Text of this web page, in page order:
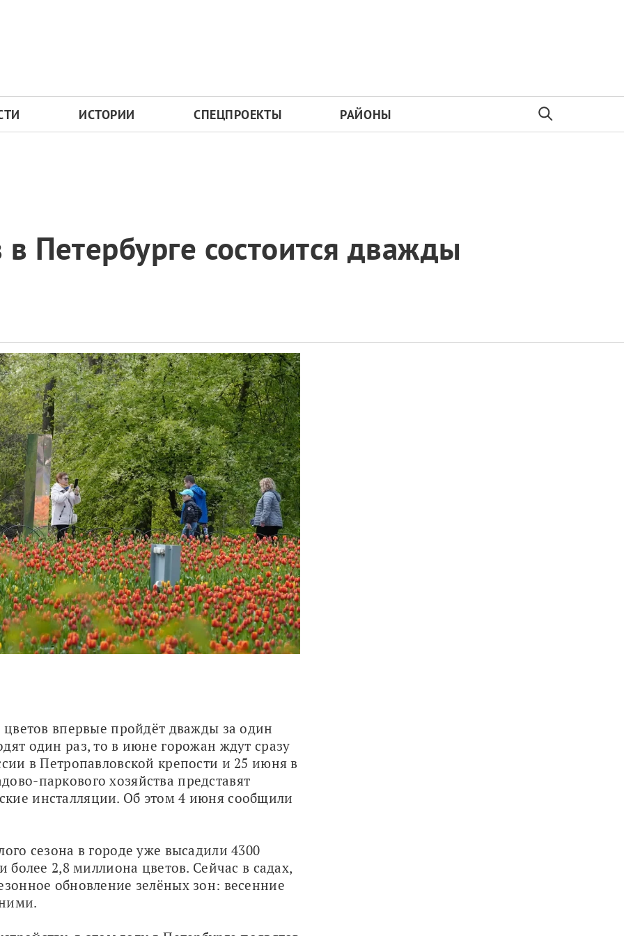
ИСТОРИИ СПЕЦПРОЕКТЫ РАЙОНЫ
Петербурге состоится дважды
цветов впервые пройдёт дважды за один
один раз, то в июне горожан ждут сразу
в Петропавловской крепости и 25 июня в
паркового хозяйства представят
инсталляции. Об этом 4 июня сообщили
сезона в городе уже высадили 4300
более 2,8 миллиона цветов. Сейчас в садах,
обновление зелёных зон: весенние